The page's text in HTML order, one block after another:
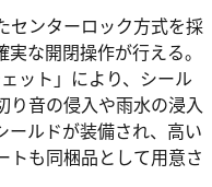
センターロック方式を採
な開閉操作が行える。
ット」により、シール
り音の侵入や雨水の浸入
ールドが装備され、高い
トも同梱品として用意さ